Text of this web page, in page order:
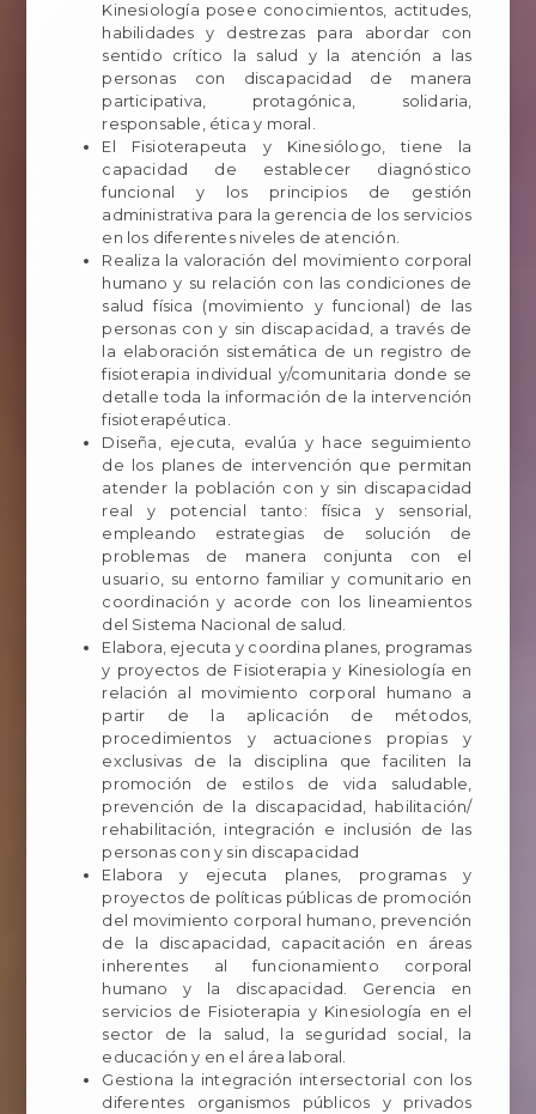
Kinesiología posee conocimientos, actitudes,
habilidades y destrezas para abordar con
sentido crítico la salud y la atención a las
personas con discapacidad de manera
participativa, protagónica, solidaria,
responsable, ética y moral.
El Fisioterapeuta y Kinesiólogo, tiene la
capacidad de establecer diagnóstico
funcional y los principios de gestión
administrativa para la gerencia de los servicios
en los diferentes niveles de atención.
Realiza la valoración del movimiento corporal
humano y su relación con las condiciones de
salud física (movimiento y funcional) de las
personas con y sin discapacidad, a través de
la elaboración sistemática de un registro de
fisioterapia individual y/comunitaria donde se
detalle toda la información de la intervención
fisioterapéutica.
Diseña, ejecuta, evalúa y hace seguimiento
de los planes de intervención que permitan
atender la población con y sin discapacidad
real y potencial tanto: física y sensorial,
empleando estrategias de solución de
problemas de manera conjunta con el
usuario, su entorno familiar y comunitario en
coordinación y acorde con los lineamientos
del Sistema Nacional de salud.
Elabora, ejecuta y coordina planes, programas
y proyectos de Fisioterapia y Kinesiología en
relación al movimiento corporal humano a
partir de la aplicación de métodos,
procedimientos y actuaciones propias y
exclusivas de la disciplina que faciliten la
promoción de estilos de vida saludable,
prevención de la discapacidad, habilitación/
rehabilitación, integración e inclusión de las
personas con y sin discapacidad
Elabora y ejecuta planes, programas y
proyectos de políticas públicas de promoción
del movimiento corporal humano, prevención
de la discapacidad, capacitación en áreas
inherentes al funcionamiento corporal
humano y la discapacidad. Gerencia en
servicios de Fisioterapia y Kinesiología en el
sector de la salud, la seguridad social, la
educación y en el área laboral.
Gestiona la integración intersectorial con los
diferentes organismos públicos y privados